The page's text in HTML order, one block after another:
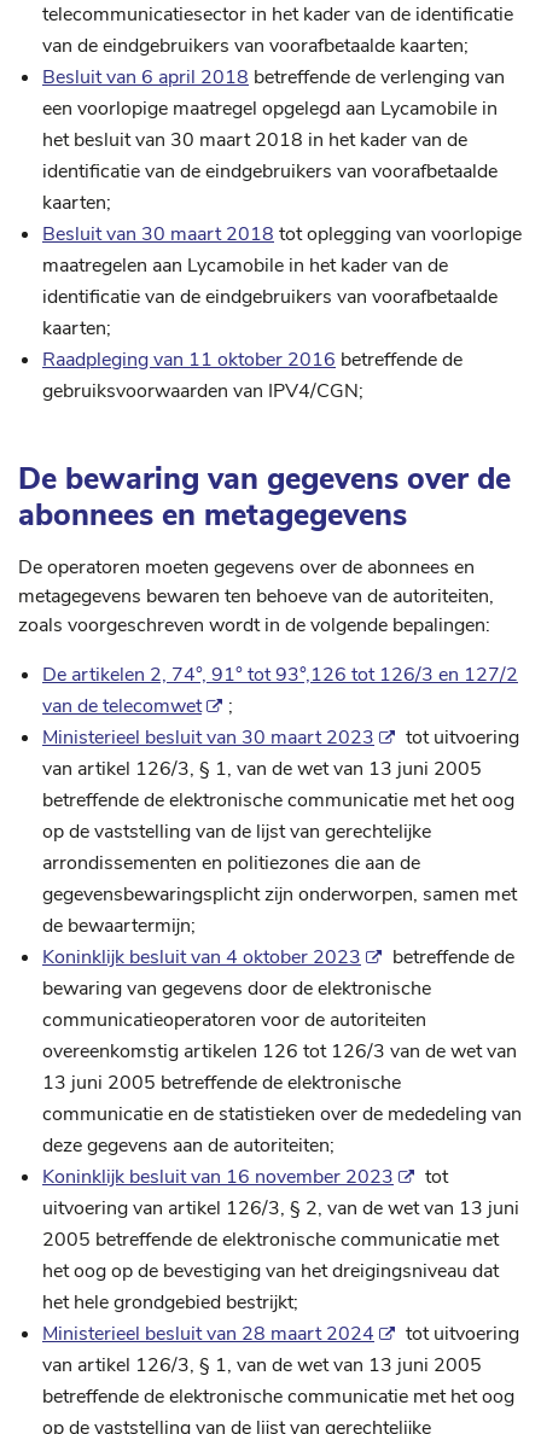
telecommunicatiesector in het kader van de identificatie
van de eindgebruikers van voorafbetaalde kaarten;
Besluit van 6 april 2018 betreffende de verlenging van
een voorlopige maatregel opgelegd aan Lycamobile in
het besluit van 30 maart 2018 in het kader van de
identificatie van de eindgebruikers van voorafbetaalde
kaarten;
Besluit van 30 maart 2018 tot oplegging van voorlopige
maatregelen aan Lycamobile in het kader van de
identificatie van de eindgebruikers van voorafbetaalde
kaarten;
Raadpleging van 11 oktober 2016 betreffende de
gebruiksvoorwaarden van IPV4/CGN;
De bewaring van gegevens over de
abonnees en metagegevens
De operatoren moeten gegevens over de abonnees en
metagegevens bewaren ten behoeve van de autoriteiten,
zoals voorgeschreven wordt in de volgende bepalingen:
De artikelen 2, 74°, 91° tot 93°,126 tot 126/3 en 127/2
van de telecomwet
;
Ministerieel besluit van 30 maart 2023
tot uitvoering
van artikel 126/3, § 1, van de wet van 13 juni 2005
betreffende de elektronische communicatie met het oog
op de vaststelling van de lijst van gerechtelijke
arrondissementen en politiezones die aan de
gegevensbewaringsplicht zijn onderworpen, samen met
de bewaartermijn;
Koninklijk besluit van 4 oktober 2023
betreffende de
bewaring van gegevens door de elektronische
communicatieoperatoren voor de autoriteiten
overeenkomstig artikelen 126 tot 126/3 van de wet van
13 juni 2005 betreffende de elektronische
communicatie en de statistieken over de mededeling van
deze gegevens aan de autoriteiten;
Koninklijk besluit van 16 november 2023
tot
uitvoering van artikel 126/3, § 2, van de wet van 13 juni
2005 betreffende de elektronische communicatie met
het oog op de bevestiging van het dreigingsniveau dat
het hele grondgebied bestrijkt;
Ministerieel besluit van 28 maart 2024
tot uitvoering
van artikel 126/3, § 1, van de wet van 13 juni 2005
betreffende de elektronische communicatie met het oog
op de vaststelling van de lijst van gerechtelijke